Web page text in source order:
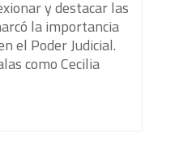
y destacar las
la importancia
el Poder Judicial.
como Cecilia